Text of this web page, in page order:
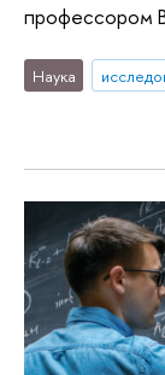
профессором
Наука